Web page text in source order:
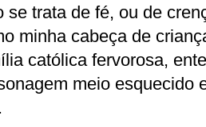
se trata de fé, ou de
minha cabeça de
católica fervorosa,
meio esquecido